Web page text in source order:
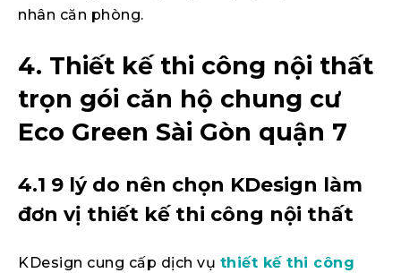
nhân căn phòng.
4. Thiết kế thi công nội thất
trọn gói căn hộ chung cư
Eco Green Sài Gòn quận 7
4.1 9 lý do nên chọn KDesign làm
đơn vị thiết kế thi công nội thất
KDesign cung cấp dịch vụ thiết kế thi công